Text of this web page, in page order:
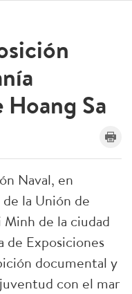
Sa
Naval, en
la Unión de
de la ciudad
de Exposiciones
documental y
con el mar